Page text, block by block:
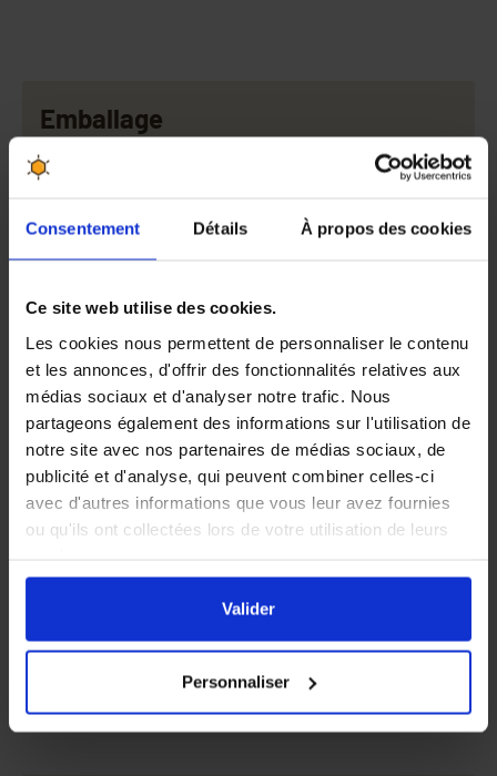
Consentement Détails À propos des cookies
Ce site web utilise des cookies.
Les cookies nous permettent de personnaliser le contenu
et les annonces, d'offrir des fonctionnalités relatives aux
médias sociaux et d'analyser notre trafic. Nous
partageons également des informations sur l'utilisation de
notre site avec nos partenaires de médias sociaux, de
publicité et d'analyse, qui peuvent combiner celles-ci
avec d'autres informations que vous leur avez fournies
ou qu'ils ont collectées lors de votre utilisation de leurs
En cliquant sur le boutonValidervous acceptez
l'ensemble des cookies de notre site ainsi que ceux de
nos partenaires. Vous pouvez également choisir les
Valider
Personnaliser
Emballage
Pots plastique 250 g
Pots plastique 500 g
Pots plastique 1 kg
Seaux plastique
POTS VERRE
COUVERCLES
RÉCIPIENTS
CONDITIONNEMENT
EMBALLAGES PROFESSIONNELS